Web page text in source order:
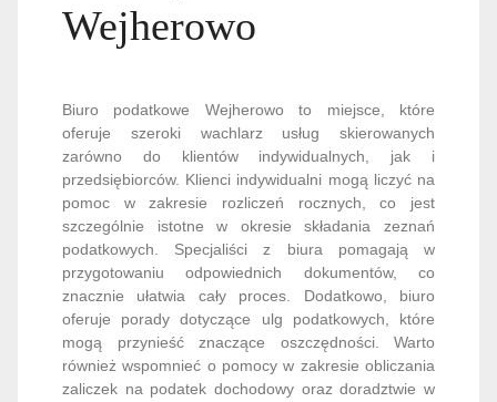
Wejherowo
Biuro podatkowe Wejherowo to miejsce, które
oferuje szeroki wachlarz usług skierowanych
zarówno do klientów indywidualnych, jak i
przedsiębiorców. Klienci indywidualni mogą liczyć na
pomoc w zakresie rozliczeń rocznych, co jest
szczególnie istotne w okresie składania zeznań
podatkowych. Specjaliści z biura pomagają w
przygotowaniu odpowiednich dokumentów, co
znacznie ułatwia cały proces. Dodatkowo, biuro
oferuje porady dotyczące ulg podatkowych, które
mogą przynieść znaczące oszczędności. Warto
również wspomnieć o pomocy w zakresie obliczania
zaliczek na podatek dochodowy oraz doradztwie w